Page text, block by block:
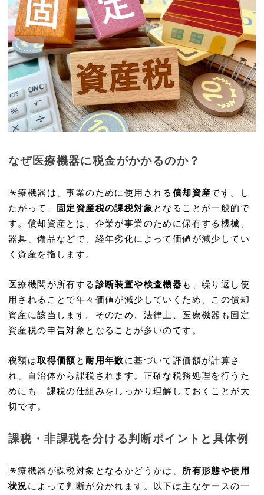
なぜ医療機器に税金がかかるのか？
医療機器は、事業のために使用される 償却資産です。し
たがって、
固定資産税の課税対象 となることが一般的で
す。償却資産とは、企業が事業のために保有する機械、
器具、備品などで、経年劣化によって価値が減少してい
く資産を指します。
医療機関が所有する 診断装置や検査機器も、繰り返し使
用されることで年々価値が減少していくため、この償却
資産に該当します。そのため、法律上、医療機器も固定
資産税の申告対象となることが多いのです。
税額は取得価額 と耐用年数に基づいて評価額が計算さ
れ、自治体から課税されます。正確な税務処理を行うた
めにも、課税の仕組みをしっかり理解しておくことが大
切です。
課税・非課税を分ける判断ポイントと具体例
医療機器が課税対象となるかどうかは、 所有形態や使用
状況によって判断が分かれます。以下は主なケースの一